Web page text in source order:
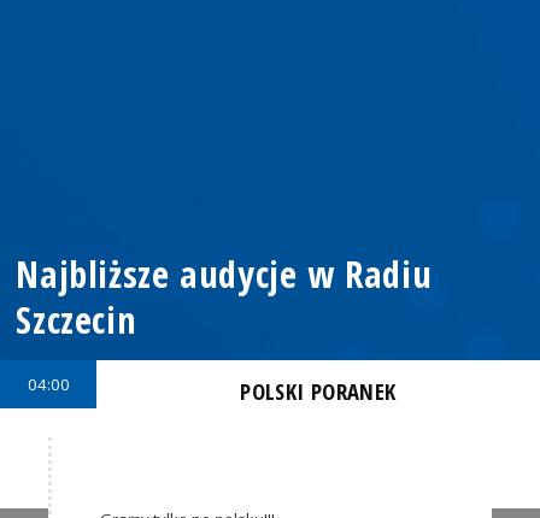
Najbliższe audycje w Radiu
Szczecin
04:00 POLSKI PORANEK